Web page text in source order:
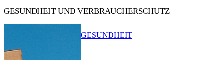
GESUNDHEIT UND VERBRAUCHERSCHUTZ
GESUNDHEIT